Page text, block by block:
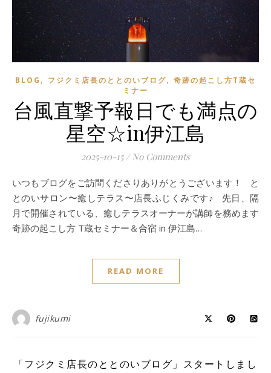
BLOG , フジクミ店長のととのいブログ, 奇跡の起こし方T蔵セ
ミナー
台風直撃予報日でも満点の
星空☆in伊江島
2025-10-15 / No Comments
いつもブログをご訪問くださりありがとうございます！ と
とのいサロン〜癒しテラス〜店長ふじくみです♪ 先日、隔
月で開催されている、癒しテラスオーナーが講師を務めます
奇跡の起こし方 T蔵セミナー＆合宿 in 伊江島…
READ MORE
fujikumi
「フジクミ店長のととのいブログ」スタートしまし